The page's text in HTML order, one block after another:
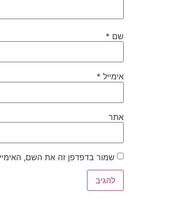
שם *
אימייל *
אתר
שמור בדפדפן זה את השם,